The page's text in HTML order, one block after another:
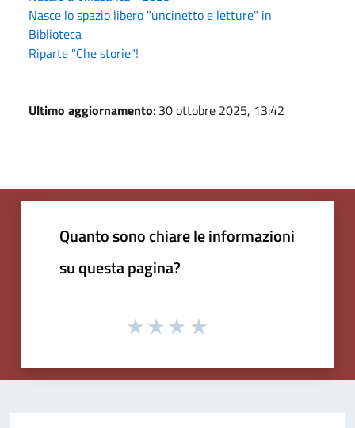
Nasce lo spazio libero "uncinetto e letture" in
Biblioteca
Riparte "Che storie"!
Ultimo aggiornamento: 30 ottobre 2025, 13:42
Quanto sono chiare le informazioni
su questa pagina?